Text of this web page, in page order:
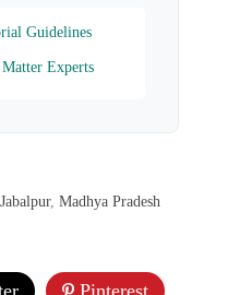
Guidelines
Experts
Jabalpur, Madhya Pradesh
Pinterest